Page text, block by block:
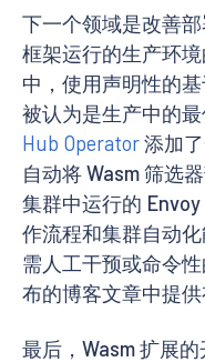
下一个领域是改善
框架运行的生产环
中，使用声明性的
被认为是生产中的
Hub Operator添加
自动将 Wasm 筛选
集群中运行的
作流程和集群自动
需人工干预或命令
布的博客文章中提供
最后，Wasm 扩展